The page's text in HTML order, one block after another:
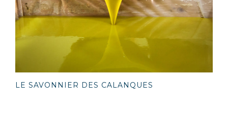
LE SAVONNIER DES CALANQUES